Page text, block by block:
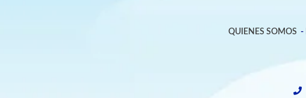
QUIENES SOMOS -